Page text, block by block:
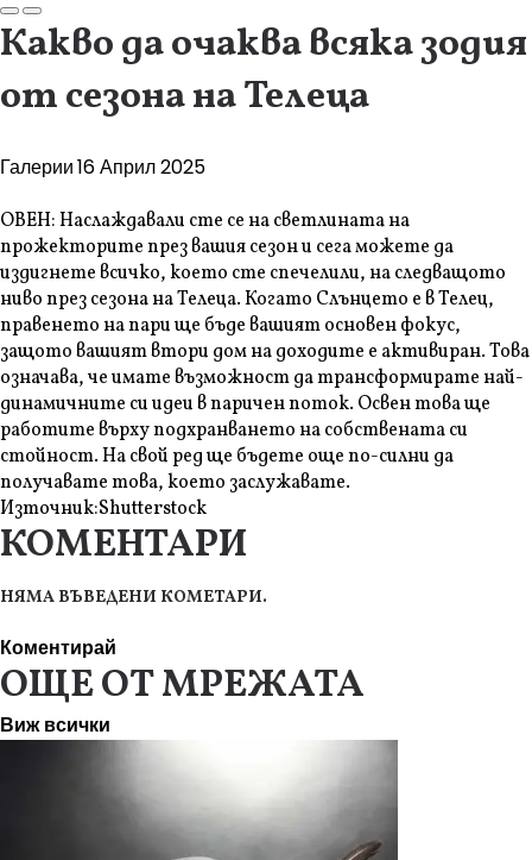
Какво да очаква всяка зодия
от сезона на Телеца
Галерии16 Април 2025
ОВЕН: Наслаждавали сте се на светлината на
прожекторите през вашия сезон и сега можете да
издигнете всичко, което сте спечелили, на следващото
ниво през сезона на Телеца. Когато Слънцето е в Телец,
правенето на пари ще бъде вашият основен фокус,
защото вашият втори дом на доходите е активиран. Това
означава, че имате възможност да трансформирате най-
динамичните си идеи в паричен поток. Освен това ще
работите върху подхранването на собствената си
стойност. На свой ред ще бъдете още по-силни да
получавате това, което заслужавате.
Източник:Shutterstock
КОМЕНТАРИ
НЯМА ВЪВЕДЕНИ КОМЕТАРИ.
Коментирай
ОЩЕ ОТ МРЕЖАТА
Виж всички